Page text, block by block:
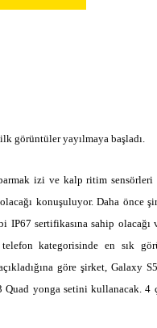
görüntüler yayılmaya başladı.
izi ve kalp ritim
konuşuluyor. Daha önce
IP67 sertifikasına sahip olacağı
kategorisinde en sık
göre şirket, Galaxy
Quad yonga setini kullanacak. 4